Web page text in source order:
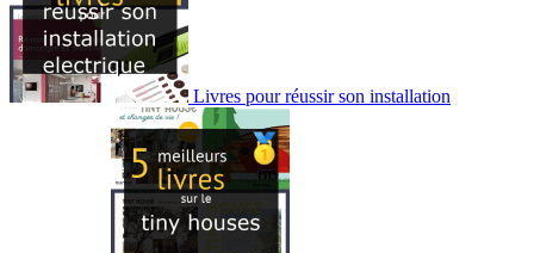
Livres pour réussir son installation